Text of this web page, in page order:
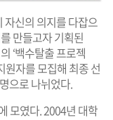
자신의 의지를 다잡으
만들고자 기획된
‘백수탈출 프로젝
원자를 모집해 최종 선
으로 나뉘었다.
모였다. 2004년 대학